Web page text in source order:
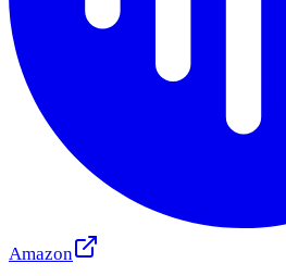
Amazon